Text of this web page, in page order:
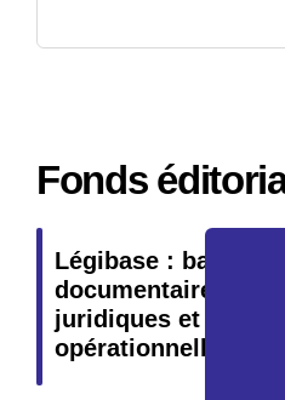
Fonds
Légibase : bases
documentaires
juridiques et
opérationnelles